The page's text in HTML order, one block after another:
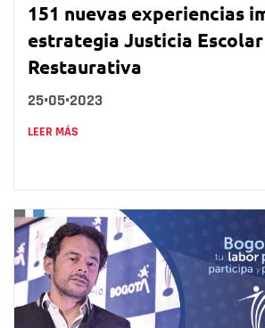
151 nuevas experiencias
estrategia Justicia Escolar
Restaurativa
25•05•2023
LEER MÁS